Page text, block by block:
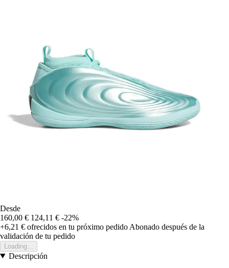
Desde
160,00 € 124,11 € -22%
+6,21 € ofrecidos en tu próximo pedido Abonado después de la
validación de tu pedido
Loading...
Descripción